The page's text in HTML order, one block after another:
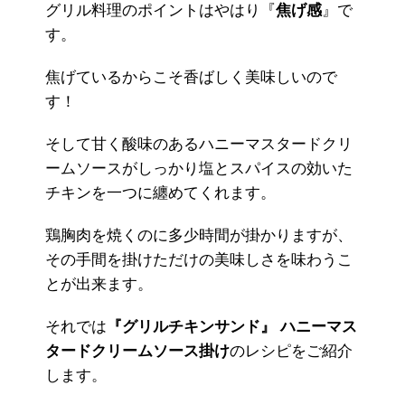
グリル料理のポイントはやはり『焦げ感 』で
す。
焦げているからこそ香ばしく美味しいので
す！
そして甘く酸味のあるハニーマスタードクリ
ームソースがしっかり塩とスパイスの効いた
チキンを一つに纏めてくれます。
鶏胸肉を焼くのに多少時間が掛かりますが、
その手間を掛けただけの美味しさを味わうこ
とが出来ます。
それでは 『グリルチキンサンド』 ハニーマス
タードクリームソース掛けのレシピをご紹介
します。